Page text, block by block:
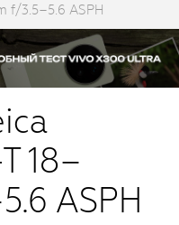
f/3.5–5.6 ASPH
18–
ASPH